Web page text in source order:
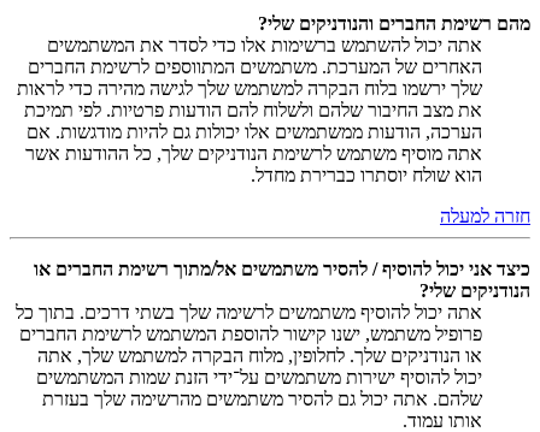
מהם רשימת החברים והנודניקים שלי?
אתה יכול להשתמש ברשימות אלו כדי לסדר את המשתמשים
האחרים של המערכת. משתמשים המתווספים לרשימת החברים
שלך ירשמו בלוח הבקרה למשתמש שלך לגישה מהירה כדי לראות
את מצב החיבור שלהם ולשלוח להם הודעות פרטיות. לפי תמיכת
הערכה, הודעות ממשתמשים אלו יכולות גם להיות מודגשות. אם
אתה מוסיף משתמש לרשימת הנודניקים שלך, כל ההודעות אשר
הוא שולח יוסתרו כברירת מחדל.
חזרה למעלה
כיצד אני יכול להוסיף / להסיר משתמשים אל/מתוך רשימת החברים או
הנודניקים שלי?
אתה יכול להוסיף משתמשים לרשימה שלך בשתי דרכים. בתוך כל
פרופיל משתמש, ישנו קישור להוספת המשתמש לרשימת החברים
או הנודניקים שלך. לחלופין, מלוח הבקרה למשתמש שלך, אתה
יכול להוסיף ישירות משתמשים על־ידי הזנת שמות המשתמשים
שלהם. אתה יכול גם להסיר משתמשים מהרשימה שלך בעזרת
אותו עמוד.